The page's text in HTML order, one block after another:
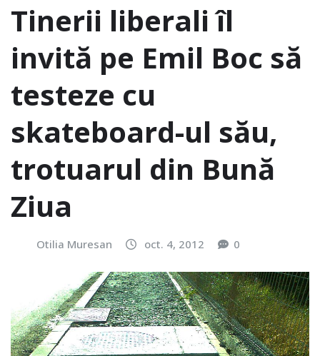
Tinerii liberali îl
invită pe Emil Boc să
testeze cu
skateboard-ul său,
trotuarul din Bună
Ziua
Otilia Muresan oct. 4, 2012 0